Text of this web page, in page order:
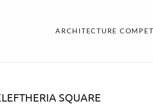
ARCHITECTURE
SQUARE